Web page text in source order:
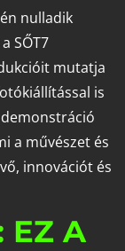
nulladik
SŐT7
mutatja
is
a művészet és
innovációt és
EZ A